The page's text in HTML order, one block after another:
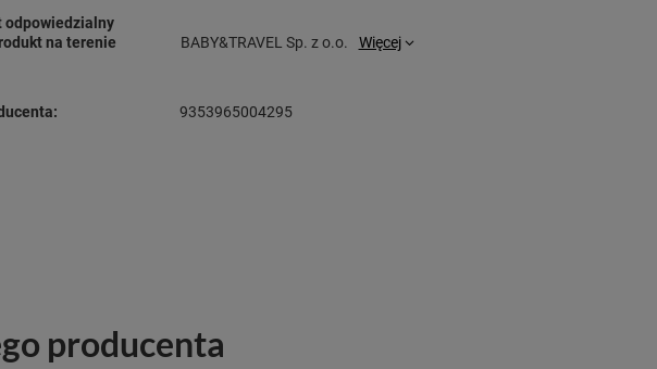
odpowiedzialny
na terenie
BABY&TRAVEL Sp. z o.o. Więcej
9353965004295
producenta